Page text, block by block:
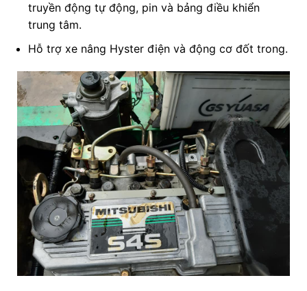
truyền động tự động, pin và bảng điều khiển
trung tâm.
Hỗ trợ xe nâng Hyster điện và động cơ đốt trong.